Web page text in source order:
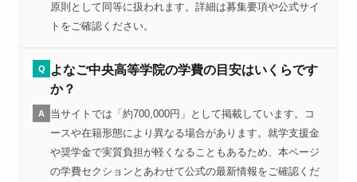
原則として同等に扱われます。詳細は募集要項や公式サイ
トをご確認ください。
Q
よなご中央高等学院の学費の目安はいくらです
か？
A
当サイトでは「約700,000円」として掲載しています。コ
ースや在籍形態により異なる場合があります。就学支援金
や奨学金で実質負担が軽くなることもあるため、本ページ
の学費セクションとあわせて公式の最新情報をご確認くだ